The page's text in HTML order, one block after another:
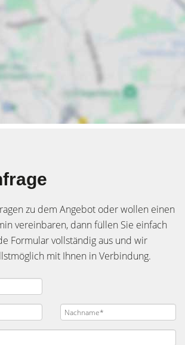
zu dem Angebot oder wollen einen
vereinbaren, dann füllen Sie einfach
Formular vollständig aus und wir
mit Ihnen in Verbindung.